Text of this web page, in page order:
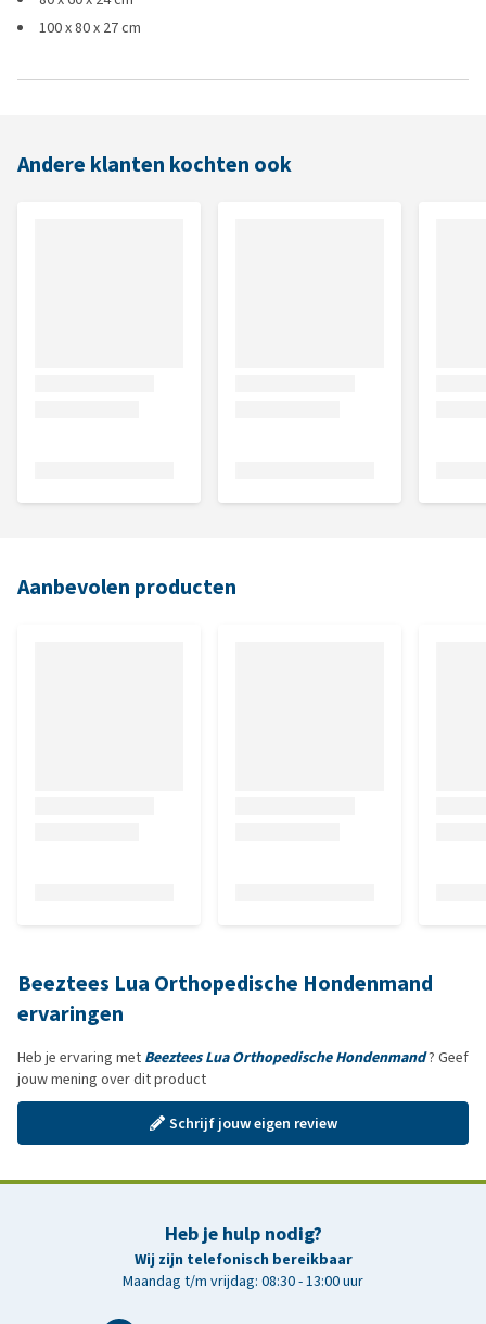
100 x 80 x 27 cm
Andere klanten kochten ook
Aanbevolen producten
Beeztees Lua Orthopedische Hondenmand
ervaringen
Heb je ervaring met Beeztees Lua Orthopedische Hondenmand? Geef
jouw mening over dit product
Schrijf jouw eigen review
Heb je hulp nodig?
Wij zijn telefonisch bereikbaar
Maandag t/m vrijdag: 08:30 - 13:00 uur